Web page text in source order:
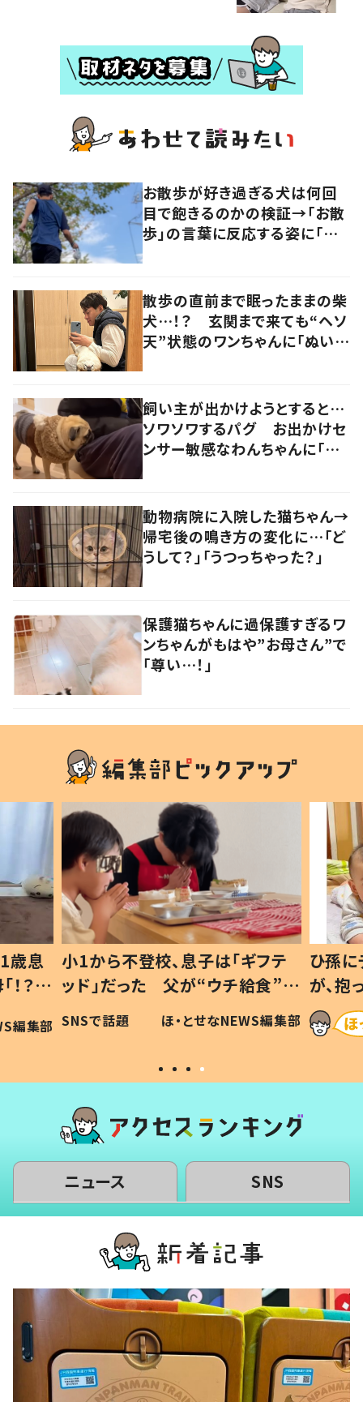
お散歩が好き過ぎる犬は何回
目で飽きるのかの検証→「お散
歩」の言葉に反応する姿に「可
散歩の直前まで眠ったままの柴
犬…！？ 玄関まで来ても“ヘソ
天”状態のワンちゃんに「ぬいぐ
飼い主が出かけようとすると…
ソワソワするパグ お出かけセ
ンサー敏感なわんちゃんに「可
動物病院に入院した猫ちゃん→
帰宅後の鳴き方の変化に…「ど
うして？」「うつっちゃった？」
保護猫ちゃんに過保護すぎるワ
ンちゃんがもはや”お母さん”で
「尊い…！」
歳息
？」
編集部
小1から不登校、息子は「ギフテ
ッド」だった 父が“ウチ給食”を
作り続ける理由とは #令和の親
#令和の子
SNSで話題 ほ・とせなNEWS編集部
ひ孫
が、
「涙が
い」
ニュース SNS